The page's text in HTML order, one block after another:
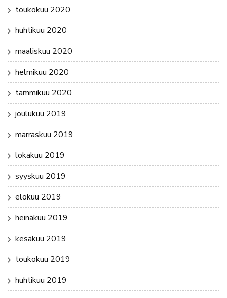
toukokuu 2020
huhtikuu 2020
maaliskuu 2020
helmikuu 2020
tammikuu 2020
joulukuu 2019
marraskuu 2019
lokakuu 2019
syyskuu 2019
elokuu 2019
heinäkuu 2019
kesäkuu 2019
toukokuu 2019
huhtikuu 2019